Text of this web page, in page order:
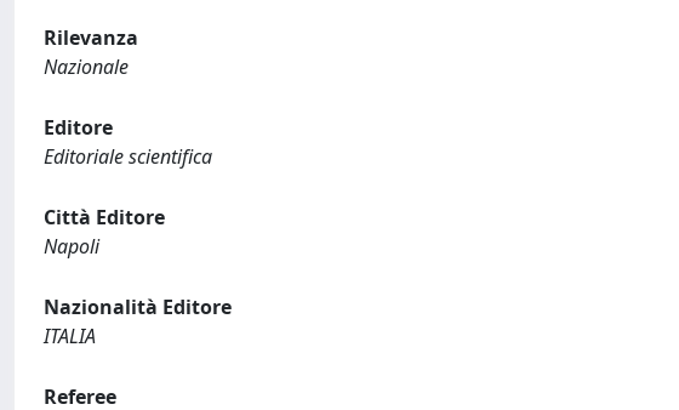
Rilevanza
Nazionale
Editore
Editoriale scientifica
Città Editore
Napoli
Nazionalità Editore
ITALIA
Referee